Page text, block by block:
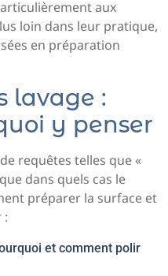
aux
loin dans leur pratique,
en préparation
lavage :
y penser
requêtes telles que «
dans quels cas le
préparer la surface et
:
et comment polir